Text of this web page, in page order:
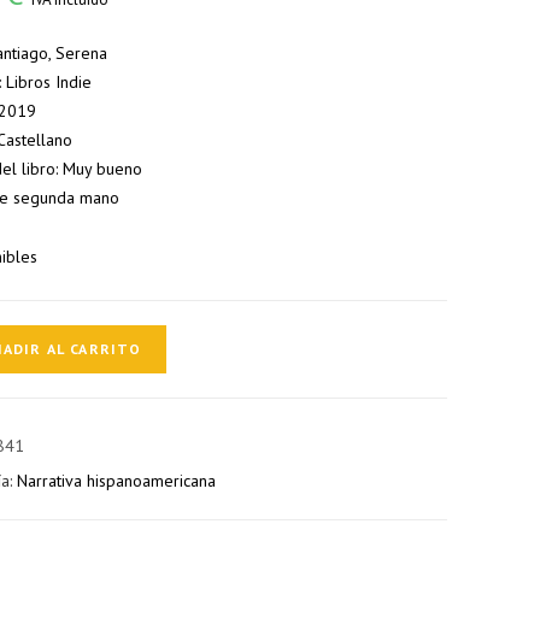
Serena
Libros Indie
libro: Muy bueno
segunda mano
AL CARRITO
Narrativa hispanoamericana